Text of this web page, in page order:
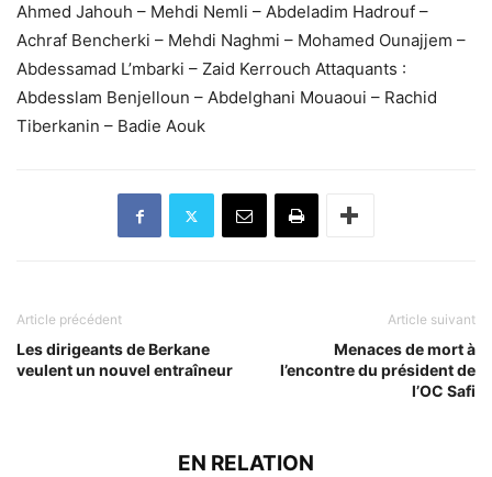
Ahmed Jahouh – Mehdi Nemli – Abdeladim Hadrouf –
Achraf Bencherki – Mehdi Naghmi – Mohamed Ounajjem –
Abdessamad L’mbarki – Zaid Kerrouch Attaquants :
Abdesslam Benjelloun – Abdelghani Mouaoui – Rachid
Tiberkanin – Badie Aouk
Article précédent
Les dirigeants de Berkane
veulent un nouvel entraîneur
Article suivant
Menaces de mort à
l’encontre du président de
l’OC Safi
EN RELATION